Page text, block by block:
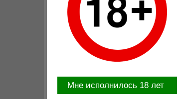
Mне исполнилось 18 лет